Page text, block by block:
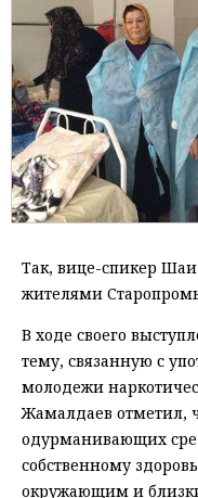
Так, вице-спикер
жителями
В ходе своего
тему, связанную с
молодежи
Жамалдаев отметил,
одурманивающих
собственному
окружающим и